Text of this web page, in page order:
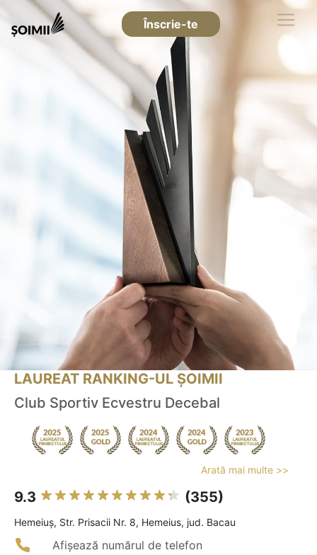
Înscrie-te
LAUREAT RANKING-UL ȘOIMII
Club Sportiv Ecvestru Decebal
Arată mai multe >>
9.3 (355)
Hemeiuş, Str. Prisacii Nr. 8, Hemeius, jud. Bacau
Afișează numărul de telefon